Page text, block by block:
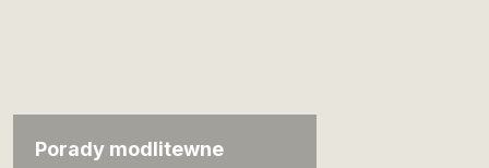
Porady modlitewne